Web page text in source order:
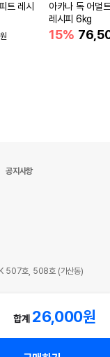
트 레시
원
아카나 독 어덜
레시피 6kg
15%
합계 26,000원
공지사항
507호, 508호 (가산동)